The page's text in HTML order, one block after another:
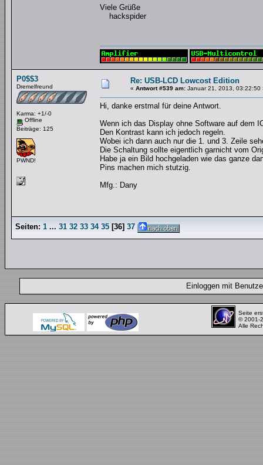
Viele Grüße
hackspider
P0$$3
Dremelfreund
Karma: +1/-0
Offline
Beiträge: 125
PWND!
Re: USB-LCD Lowcost Edition
« Antwort #539 am: Januar 21, 2013, 03:22:50
Hi, danke erstmal für deine Antwort.
Wenn ich das Display ohne Software auf dem
Den Kontrast kann ich jedoch regeln.
Wobei ich dann auch nur die 1. und 3. Zeile
Die Schaltung sollte eigentlich garnicht vom
Habe ja ein Bild hochgeladen wie das ganze
Pins machen mich stutzig.
Mfg.: Dany
Seiten: 1 ... 31 32 33 34 35 [36] 37
Einloggen mit
Seite
© 2001-
Alle